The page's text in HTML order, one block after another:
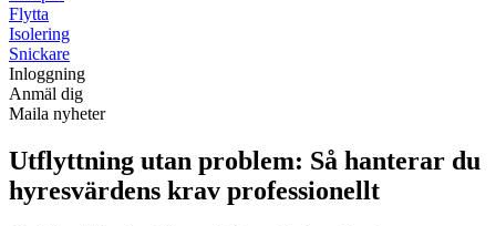
Flytta
Isolering
Snickare
Inloggning
Anmäl dig
Maila nyheter
Utflyttning utan problem: Så hanterar du
hyresvärdens krav professionellt